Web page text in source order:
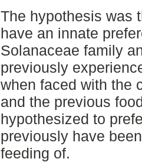
The hypothesis was
have an innate
Solanaceae family
previously
when faced with the
and the previous
hypothesized to
previously have been
feeding of.